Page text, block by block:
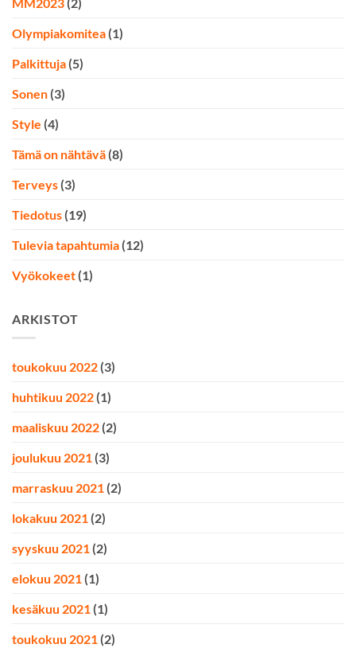
Olympiakomitea (1)
Palkittuja (5)
Sonen (3)
Style (4)
Tämä on nähtävä (8)
Terveys (3)
Tiedotus (19)
Tulevia tapahtumia (12)
Vyökokeet (1)
ARKISTOT
toukokuu 2022 (3)
huhtikuu 2022 (1)
maaliskuu 2022 (2)
joulukuu 2021 (3)
marraskuu 2021 (2)
lokakuu 2021 (2)
syyskuu 2021 (2)
elokuu 2021 (1)
kesäkuu 2021 (1)
toukokuu 2021 (2)